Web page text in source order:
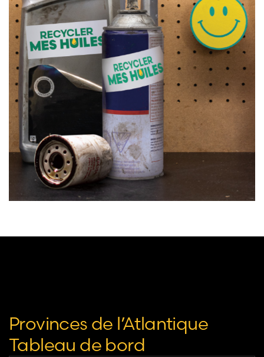
Provinces de l’Atlantique
Tableau de bord